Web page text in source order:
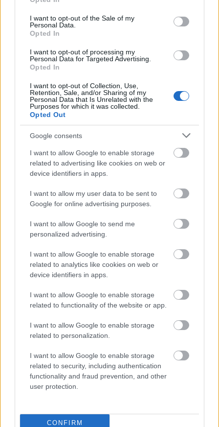
use your data for below specified purposes in below Google
consent section.
I want to opt-out of the Sale of my
Personal Data.
Opted In
I want to opt-out of processing my
Personal Data for Targeted Advertising.
Opted In
I want to opt-out of Collection, Use,
Retention, Sale, and/or Sharing of my
Personal Data that Is Unrelated with the
Purposes for which it was collected.
Opted Out
Google consents
I want to allow Google to enable storage
related to advertising like cookies on web or
device identifiers in apps.
I want to allow my user data to be sent to
Google for online advertising purposes.
I want to allow Google to send me
personalized advertising.
I want to allow Google to enable storage
related to analytics like cookies on web or
device identifiers in apps.
I want to allow Google to enable storage
related to functionality of the website or app.
I want to allow Google to enable storage
related to personalization.
I want to allow Google to enable storage
related to security, including authentication
functionality and fraud prevention, and other
user protection.
CONFIRM